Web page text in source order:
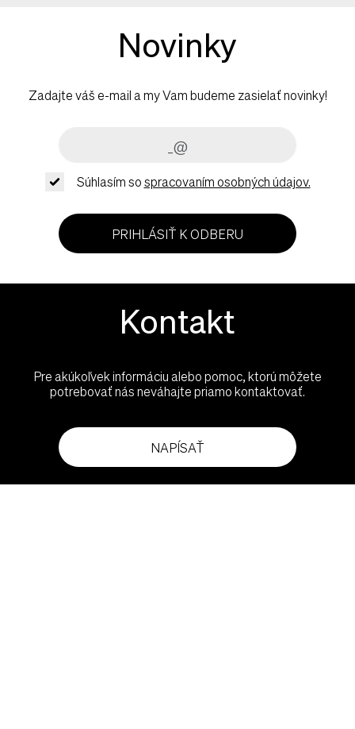
Novinky
Zadajte váš e-mail a my Vam budeme zasielať novinky!
Súhlasím sospracovaním osobných údajov.
PRIHLÁSIŤ K ODBERU
Kontakt
Pre akúkoľvek informáciu alebo pomoc, ktorú môžete
potrebovať nás neváhajte priamo kontaktovať.
NAPÍSAŤ